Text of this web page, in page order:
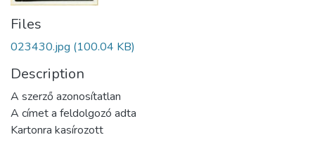
Files
023430.jpg (100.04 KB)
Description
A szerző azonosítatlan
A címet a feldolgozó adta
Kartonra kasírozott